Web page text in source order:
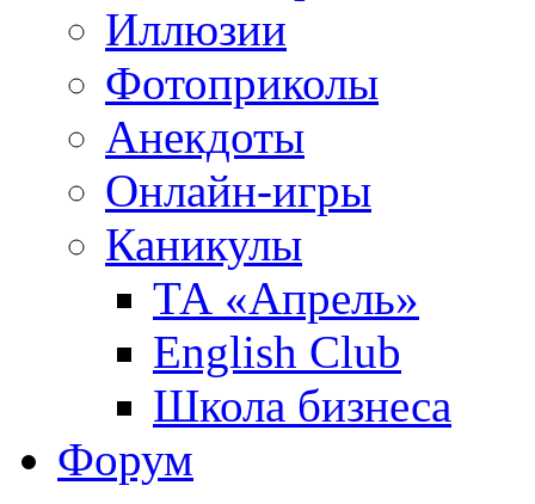
Иллюзии
Фотоприколы
Анекдоты
Онлайн-игры
Каникулы
ТА «Апрель»
English Club
Школа бизнеса
Форум